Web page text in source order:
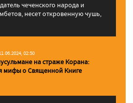
чеченского народа и
несет откровенную чушь,
02:50
на страже Корана:
мифы о Священной Книге